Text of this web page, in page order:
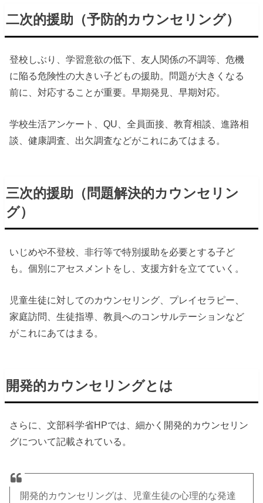
二次的援助（予防的カウンセリング）
登校しぶり、学習意欲の低下、友人関係の不調等、危機
に陥る危険性の大きい子どもの援助。問題が大きくなる
前に、対応することが重要。早期発見、早期対応。
学校生活アンケート、QU、全員面接、教育相談、進路相
談、健康調査、出欠調査などがこれにあてはまる。
三次的援助（問題解決的カウンセリン
グ）
いじめや不登校、非行等で特別援助を必要とする子ど
も。個別にアセスメントをし、支援方針を立てていく。
児童生徒に対してのカウンセリング、プレイセラピー、
家庭訪問、生徒指導、教員へのコンサルテーションなど
がこれにあてはまる。
開発的カウンセリングとは
さらに、文部科学省HPでは、細かく開発的カウンセリン
グについて記載されている。
開発的カウンセリングは、児童生徒の心理的な発達